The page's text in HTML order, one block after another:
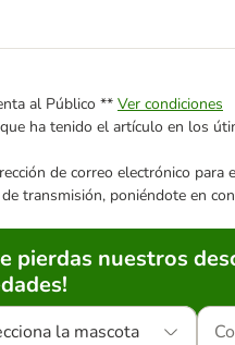
al Público ** Ver condiciones
ha tenido el artículo en los
de correo electrónico
transmisión, poniéndote en
pierdas nuestros
la mascota